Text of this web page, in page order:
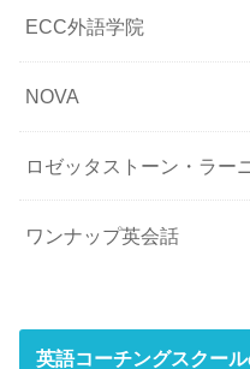
ECC外語学院
NOVA
ロゼッタストーン・ラー
ワンナップ英会話
英語コーチングスクー